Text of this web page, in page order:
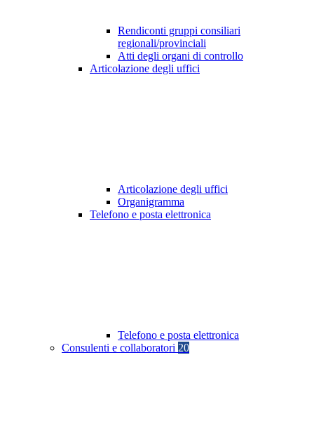
Rendiconti gruppi consiliari
regionali/provinciali
Atti degli organi di controllo
Articolazione degli uffici
Articolazione degli uffici
Organigramma
Telefono e posta elettronica
Telefono e posta elettronica
Consulenti e collaboratori 20